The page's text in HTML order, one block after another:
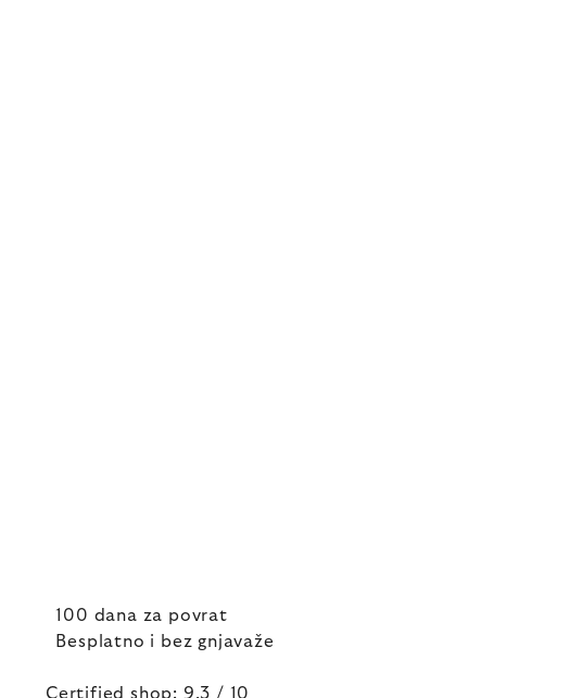
100 dana za povrat
Besplatno i bez gnjavaže
Certified shop: 9,3 / 10